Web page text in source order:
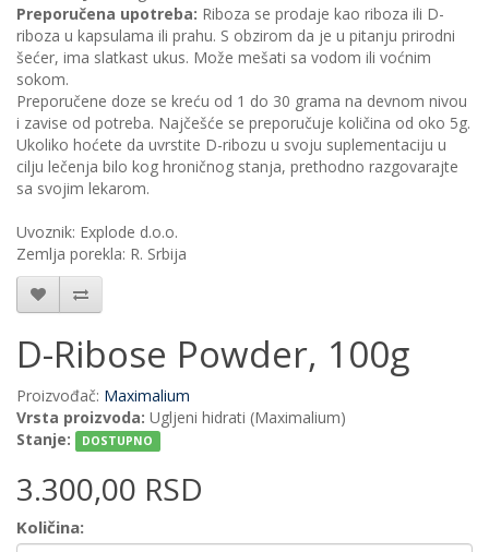
Preporučena upotreba: Riboza se prodaje kao riboza ili D-
riboza u kapsulama ili prahu. S obzirom da je u pitanju prirodni
šećer, ima slatkast ukus. Može mešati sa vodom ili voćnim
sokom.
Preporučene doze se kreću od 1 do 30 grama na devnom nivou
i zavise od potreba. Najčešće se preporučuje količina od oko 5g.
Ukoliko hoćete da uvrstite D-ribozu u svoju suplementaciju u
cilju lečenja bilo kog hroničnog stanja, prethodno razgovarajte
sa svojim lekarom.
Uvoznik: Explode d.o.o.
Zemlja porekla: R. Srbija
D-Ribose Powder, 100g
Proizvođač: Maximalium
Vrsta proizvoda: Ugljeni hidrati (Maximalium)
Stanje:
DOSTUPNO
3.300,00 RSD
Količina: